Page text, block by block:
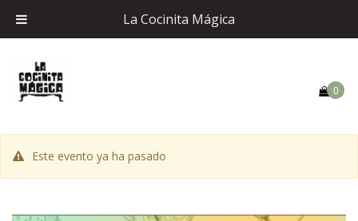
0
Este evento ya ha pasado
La Cocinita Mágica